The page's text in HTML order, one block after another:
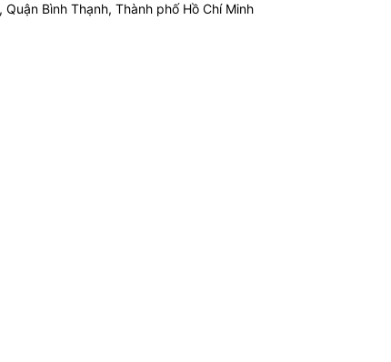
Bình Thạnh, Thành phố Hồ Chí Minh